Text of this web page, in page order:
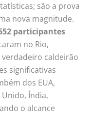
são a prova
nova magnitude.
participantes
no Rio,
caldeirão
significativas
dos EUA,
Índia,
o alcance